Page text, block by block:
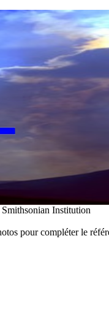
Institution
pour compléter le